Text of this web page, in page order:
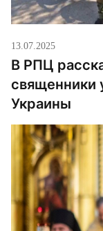
13.07.2025
В РПЦ
священники
Украины